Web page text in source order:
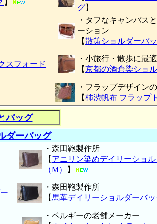
】
グ】
・タフなキャンバス
ーション
【散策ショルダーバ
スフォード
・小旅行・散歩に最
【京都の酒倉染ショ
・フラップデザイン
【柿渋帆布 フラップ
バッグ
ダーバッグ
・森田鞄製作所
【 アニリン染めデイリーショル
（M）
】
・森田鞄製作所
【 馬革デイリーショルダーバッ
・ベルギーの老舗メーカー